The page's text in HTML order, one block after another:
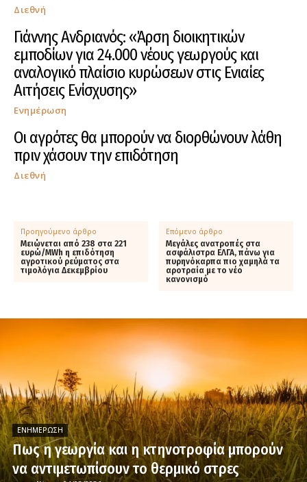
Διεθνή
Γιάννης Ανδριανός: «Άρση διοικητικών
εμποδίων για 24.000 νέους γεωργούς και
αναλογικό πλαίσιο κυρώσεων στις Ενιαίες
Αιτήσεις Ενίσχυσης»
Ενημέρωση
Οι αγρότες θα μπορούν να διορθώνουν λάθη
πριν χάσουν την επιδότηση
Διεθνή
Προηγούμενο άρθρο
Μειώνεται από 238 στα 221
ευρώ/MWh η επιδότηση
αγροτικού ρεύματος στα
τιμολόγια Δεκεμβρίου
Επόμενο άρθρο
Μεγάλες ανατροπές στα
ασφάλιστρα ΕΛΓΑ, πάνω για
πυρηνόκαρπα πιο χαμηλά τα
αροτραία με το νέο
κανονισμό
ΕΝΗΜΈΡΩΣΗ
Πως η γεωργία και η κτηνοτροφία μπορούν
να αντιμετωπίσουν το θερμικό στρες